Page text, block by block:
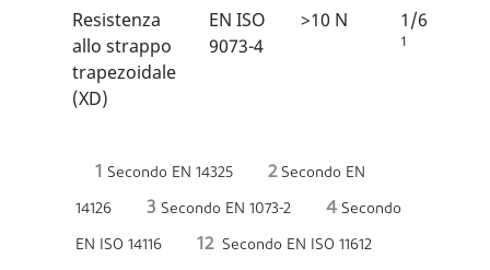
Resistenza
allo strappo
trapezoidale
(XD)
EN ISO
9073-4
>10 N 1/6
1
1 Secondo EN 14325 2Secondo EN
14126 3 Secondo EN 1073-2 4 Secondo
EN ISO 14116 12Secondo EN ISO 11612